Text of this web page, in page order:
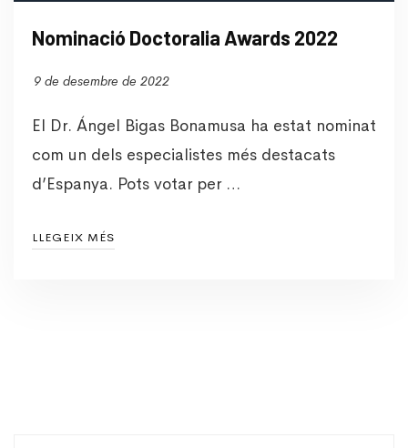
Nominació Doctoralia Awards 2022
9 de desembre de 2022
El Dr. Ángel Bigas Bonamusa ha estat nominat
com un dels especialistes més destacats
d’Espanya. Pots votar per …
LLEGEIX MÉS